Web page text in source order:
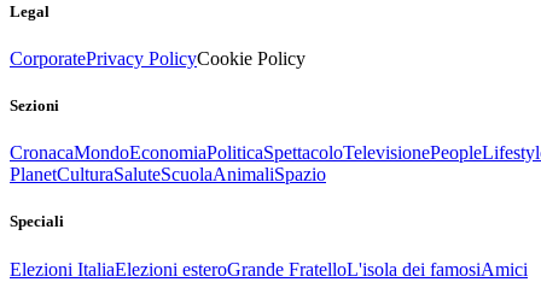
Legal
CorporatePrivacy PolicyCookie Policy
Sezioni
CronacaMondoEconomiaPoliticaSpettacoloTelevisionePeople
PlanetCulturaSaluteScuolaAnimaliSpazio
Speciali
Elezioni ItaliaElezioni esteroGrande FratelloL'isola dei famosiAmici